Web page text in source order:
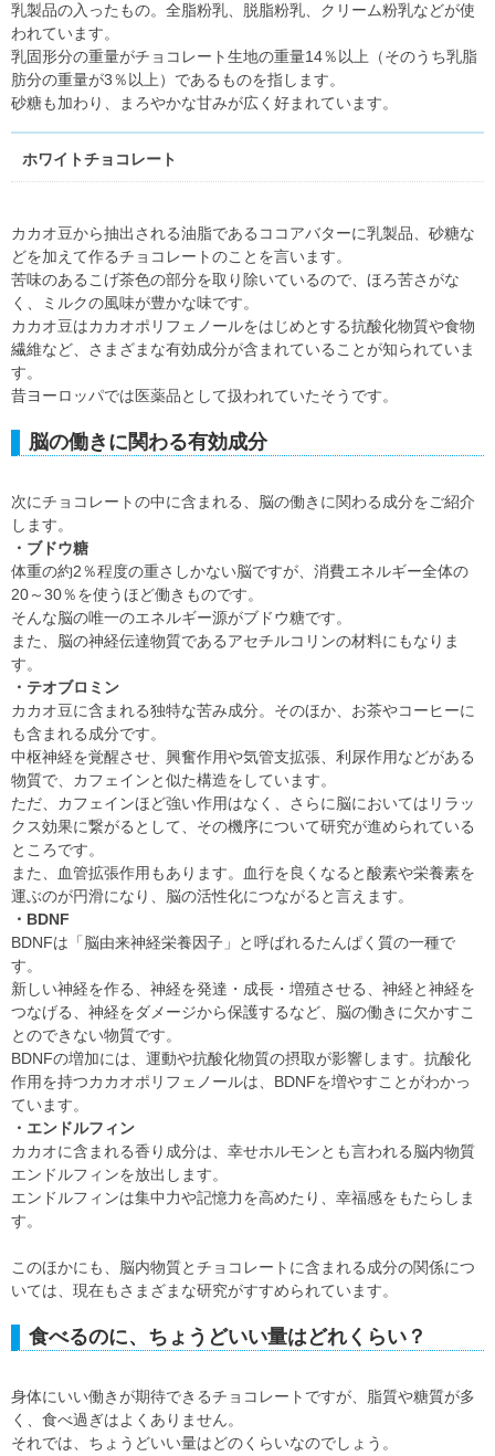
乳製品の入ったもの。全脂粉乳、脱脂粉乳、クリーム粉乳などが使
われています。
乳固形分の重量がチョコレート生地の重量14％以上（そのうち乳脂
肪分の重量が3％以上）であるものを指します。
砂糖も加わり、まろやかな甘みが広く好まれています。
ホワイトチョコレート
カカオ豆から抽出される油脂であるココアバターに乳製品、砂糖な
どを加えて作るチョコレートのことを言います。
苦味のあるこげ茶色の部分を取り除いているので、ほろ苦さがな
く、ミルクの風味が豊かな味です。
カカオ豆はカカオポリフェノールをはじめとする抗酸化物質や食物
繊維など、さまざまな有効成分が含まれていることが知られていま
す。
昔ヨーロッパでは医薬品として扱われていたそうです。
脳の働きに関わる有効成分
次にチョコレートの中に含まれる、脳の働きに関わる成分をご紹介
します。
・ブドウ糖
体重の約2％程度の重さしかない脳ですが、消費エネルギー全体の
20～30％を使うほど働きものです。
そんな脳の唯一のエネルギー源がブドウ糖です。
また、脳の神経伝達物質であるアセチルコリンの材料にもなりま
す。
・テオブロミン
カカオ豆に含まれる独特な苦み成分。そのほか、お茶やコーヒーに
も含まれる成分です。
中枢神経を覚醒させ、興奮作用や気管支拡張、利尿作用などがある
物質で、カフェインと似た構造をしています。
ただ、カフェインほど強い作用はなく、さらに脳においてはリラッ
クス効果に繋がるとして、その機序について研究が進められている
ところです。
また、血管拡張作用もあります。血行を良くなると酸素や栄養素を
運ぶのが円滑になり、脳の活性化につながると言えます。
・BDNF
BDNFは「脳由来神経栄養因子」と呼ばれるたんぱく質の一種で
す。
新しい神経を作る、神経を発達・成長・増殖させる、神経と神経を
つなげる、神経をダメージから保護するなど、脳の働きに欠かすこ
とのできない物質です。
BDNFの増加には、運動や抗酸化物質の摂取が影響します。抗酸化
作用を持つカカオポリフェノールは、BDNFを増やすことがわかっ
ています。
・エンドルフィン
カカオに含まれる香り成分は、幸せホルモンとも言われる脳内物質
エンドルフィンを放出します。
エンドルフィンは集中力や記憶力を高めたり、幸福感をもたらしま
す。
このほかにも、脳内物質とチョコレートに含まれる成分の関係につ
いては、現在もさまざまな研究がすすめられています。
食べるのに、ちょうどいい量はどれくらい？
身体にいい働きが期待できるチョコレートですが、脂質や糖質が多
く、食べ過ぎはよくありません。
それでは、ちょうどいい量はどのくらいなのでしょう。